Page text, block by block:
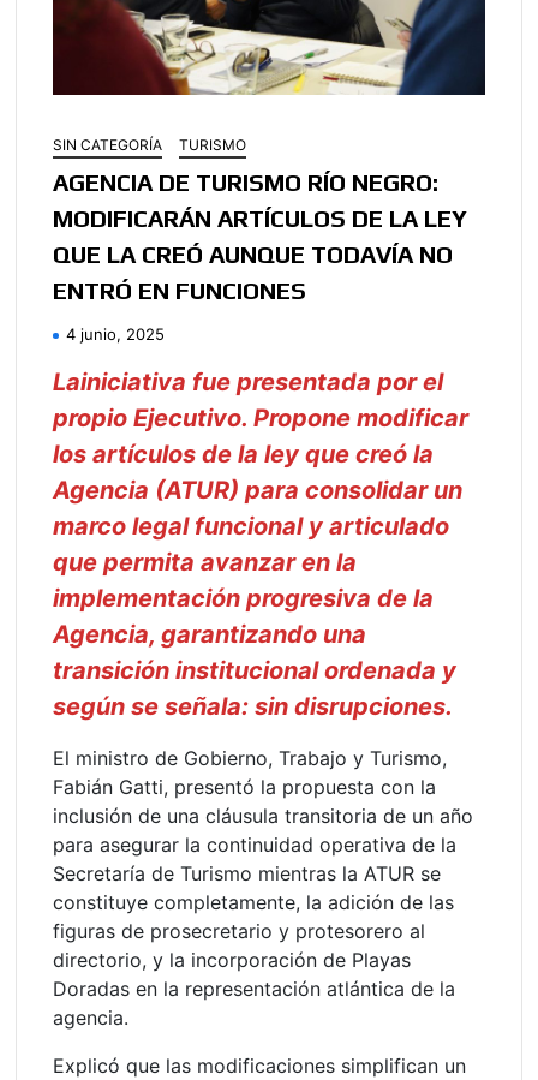
SIN CATEGORÍA TURISMO
AGENCIA DE TURISMO RÍO NEGRO:
MODIFICARÁN ARTÍCULOS DE LA LEY
QUE LA CREÓ AUNQUE TODAVÍA NO
ENTRÓ EN FUNCIONES
4 junio, 2025
Lainiciativa fue presentada por el
propio Ejecutivo. Propone modificar
los artículos de la ley que creó la
Agencia (ATUR) para consolidar un
marco legal funcional y articulado
que permita avanzar en la
implementación progresiva de la
Agencia, garantizando una
transición institucional ordenada y
según se señala: sin disrupciones.
El ministro de Gobierno, Trabajo y Turismo,
Fabián Gatti, presentó la propuesta con la
inclusión de una cláusula transitoria de un año
para asegurar la continuidad operativa de la
Secretaría de Turismo mientras la ATUR se
constituye completamente, la adición de las
figuras de prosecretario y protesorero al
directorio, y la incorporación de Playas
Doradas en la representación atlántica de la
agencia.
Explicó que las modificaciones simplifican un